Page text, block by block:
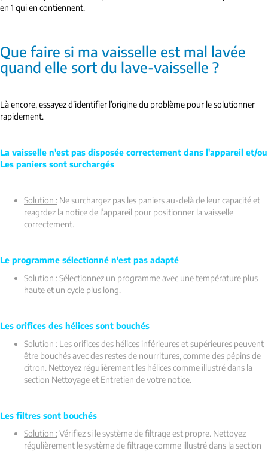
en 1 qui en contiennent.
Que faire si ma vaisselle est mal lavée
quand elle sort du lave-vaisselle ?
Là encore, essayez d’identifier l’origine du problème pour le solutionner
rapidement.
La vaisselle n'est pas disposée correctement dans l'appareil et/ou
Les paniers sont surchargés
Solution : Ne surchargez pas les paniers au-delà de leur capacité et
reagrdez la notice de l’appareil pour positionner la vaisselle
correctement.
Le programme sélectionné n'est pas adapté
Solution :Sélectionnez un programme avec une température plus
haute et un cycle plus long.
Les orifices des hélices sont bouchés
Solution : Les orifices des hélices inférieures et supérieures peuvent
être bouchés avec des restes de nourritures, comme des pépins de
citron. Nettoyez régulièrement les hélices comme illustré dans la
section Nettoyage et Entretien de votre notice.
Les filtres sont bouchés
Solution :Vérifiez si le système de filtrage est propre. Nettoyez
régulièrement le système de filtrage comme illustré dans la section